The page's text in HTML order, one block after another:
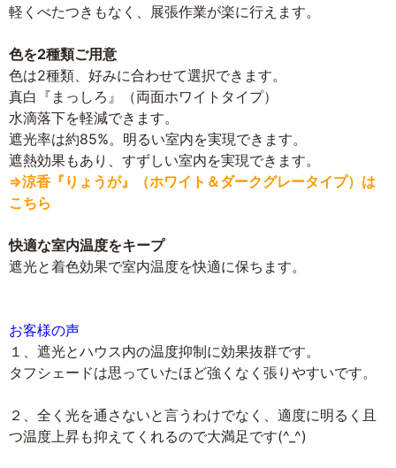
軽くべたつきもなく、展張作業が楽に行えます。
色を2種類ご用意
色は2種類、好みに合わせて選択できます。
真白『まっしろ』（両面ホワイトタイプ）
水滴落下を軽減できます。
遮光率は約85%。明るい室内を実現できます。
遮熱効果もあり、すずしい室内を実現できます。
⇒涼香『りょうが』（ホワイト＆ダークグレータイプ）は
こちら
快適な室内温度をキープ
遮光と着色効果で室内温度を快適に保ちます。
お客様の声
１、遮光とハウス内の温度抑制に効果抜群です。
タフシェードは思っていたほど強くなく張りやすいです。
２、全く光を通さないと言うわけでなく、適度に明るく且
つ温度上昇も抑えてくれるので大満足です(^_^)